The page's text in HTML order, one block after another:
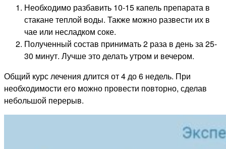
Необходимо разбавить 10-15 капель препарата в
стакане теплой воды. Также можно развести их в
чае или несладком соке.
Полученный состав принимать 2 раза в день за 25-
30 минут. Лучше это делать утром и вечером.
Общий курс лечения длится от 4 до 6 недель. При
необходимости его можно провести повторно, сделав
небольшой перерыв.